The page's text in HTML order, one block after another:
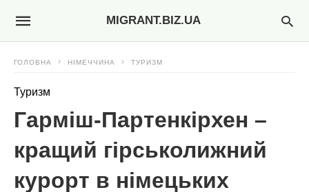
MIGRANT.BIZ.UA
ГОЛОВНА НІМЕЧЧИНА ТУРИЗМ
Туризм
Гарміш-Партенкірхен –
кращий гірськолижний
курорт в німецьких